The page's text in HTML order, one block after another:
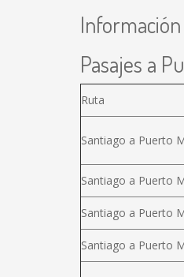
Pasajes a
Ruta
Santiago a Puerto
Santiago a Puerto
Santiago a Puerto
Santiago a Puerto